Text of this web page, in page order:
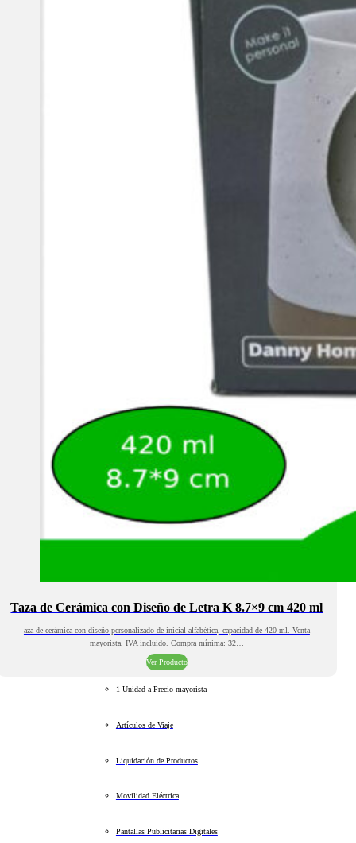
Taza de Cerámica con Diseño de Letra K 8.7×9 cm 420 ml
aza de cerámica con diseño personalizado de inicial alfabética, capacidad de 420 ml. Venta
mayorista, IVA incluido. Compra mínima: 32…
Ver Producto
1 Unidad a Precio mayorista
Artículos de Viaje
Liquidación de Productos
Movilidad Eléctrica
Pantallas Publicitarias Digitales